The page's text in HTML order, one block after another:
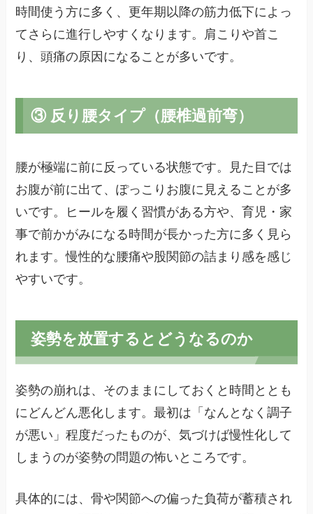
時間使う方に多く、更年期以降の筋力低下によっ
てさらに進行しやすくなります。肩こりや首こ
り、頭痛の原因になることが多いです。
③ 反り腰タイプ（腰椎過前弯）
腰が極端に前に反っている状態です。見た目では
お腹が前に出て、ぽっこりお腹に見えることが多
いです。ヒールを履く習慣がある方や、育児・家
事で前かがみになる時間が長かった方に多く見ら
れます。慢性的な腰痛や股関節の詰まり感を感じ
やすいです。
姿勢を放置するとどうなるのか
姿勢の崩れは、そのままにしておくと時間ととも
にどんどん悪化します。最初は「なんとなく調子
が悪い」程度だったものが、気づけば慢性化して
しまうのが姿勢の問題の怖いところです。
具体的には、骨や関節への偏った負荷が蓄積され